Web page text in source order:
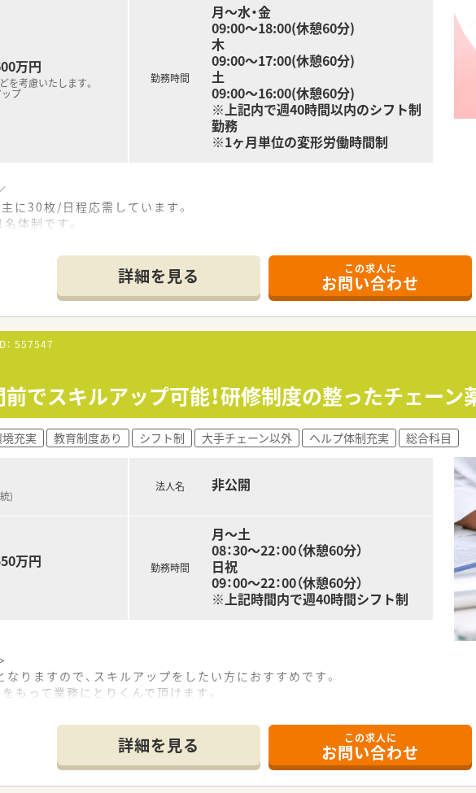
万円
を考慮いたします。
プ
勤務時間
月〜水・金
09:00～18:00(休憩60分)
木
09:00～17:00(休憩60分)
土
09:00～16:00(休憩60分)
※上記内で週40時間以内のシフト制
勤務
※1ヶ月単位の変形労働時間制
に30枚/日程応需しています。
体制です。
の調剤薬局を展開しています。
年度実績）している会社で急速に伸びています。
グスはIT・臨床検査・農業事業など、約50社もの企業から成り立っており安定性は
以上で推移！産育休取得やママさん薬剤師への配慮はもちろん、男性育休希望
者採用がある中で薬剤師様の平均年齢は42歳と、離職率が非常に低い調剤薬
や調剤レコーダーなど、機器も大変充実しています。
ているため、通勤範囲内で多彩な処方を取り扱うことができます。
食品・化粧品も販売されており、独自開発の商品を社員割引にて、購入できます
が充実＞
大変充実しており、ライフワークバランスの充実を図れます！
日付与、入社6ヶ月経過後10日付与されます。
1日に法定日数+3日付与されますので他の法人よりも付与日数が多くメリハリ
時間未満！早番・遅番とシフトをしっかり調整して業界平均より少ない残業時間
ック長様もおりますので、急なお休みも対応をして頂きやすい環境がございま
薬剤師、複数店舗のマネジメントをするブロック長や
ケーションといった専門分野でのキャリアステージがあります。
もブロック長へ昇格が可能！昇格や昇進もしやすい環境ですので、
各種勉強会はもちろんeラーニングや階層別研修など多彩な研修をご用意してい
詳細を見る この求人に
お問い合わせ
557547
前でスキルアップ可能！研修制度の整ったチェー
充実 教育制度あり シフト制 大手チェーン以外 ヘルプ体制充実 総合科目
)
万円
法人名 非公開
勤務時間
月〜土
08：30〜22：00（休憩60分）
日祝
09：00〜22：00（休憩60分）
※上記時間内で週40時間シフト制
りますので、スキルアップをしたい方におすすめです。
もって業務にとりくんで頂けます。
福岡県、熊本県、長崎県、関東エリアに80店舗以上展開している創業100年を超え
を見据えた先進性のある企業です。「ダイレクトテレフォン」「トレーシングレ
」「ローソンと併設した店舗作り」等対物から対人業務への移行、また処方箋
詳細を見る この求人に
お問い合わせ